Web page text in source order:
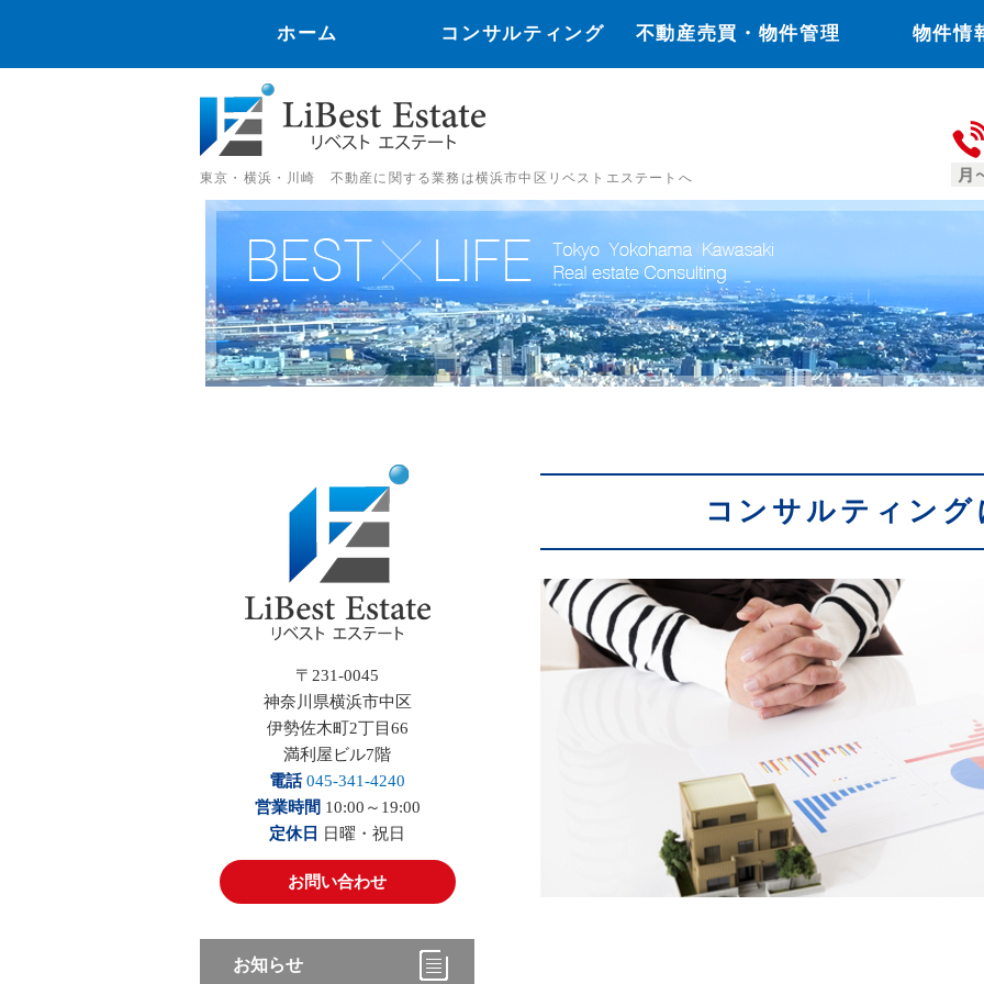
東京・横浜・川崎 不動産に関する業務は横浜市中区リベストエステートへ
ホーム コンサルティング 不動産売買・物件管理 物件情
コンサルティン
〒231-0045
神奈川県横浜市中区
伊勢佐木町2丁目66
満利屋ビル7階
電話 045-341-4240
営業時間 10:00～19:00
定休日
日曜・祝日
お問い合わせ
お知らせ